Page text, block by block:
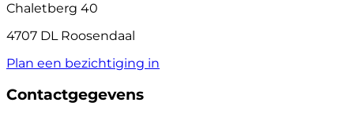
Chaletberg 40
4707 DL Roosendaal
Plan een bezichtiging in
Contactgegevens